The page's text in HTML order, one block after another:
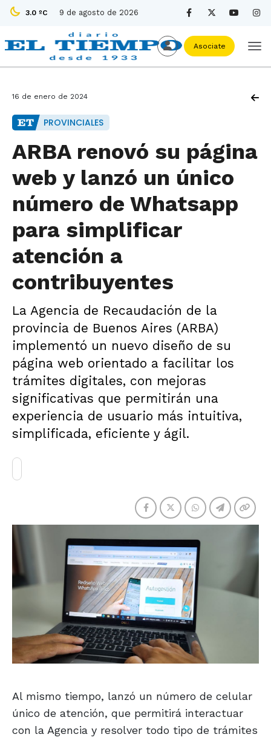
3.0 ºC 9 de agosto de 2026
Asociate
16 de enero de 2024
PROVINCIALES
ARBA renovó su página
web y lanzó un único
número de Whatsapp
para simplificar
atención a
contribuyentes
La Agencia de Recaudación de la
provincia de Buenos Aires (ARBA)
implementó un nuevo diseño de su
página web orientado a facilitar los
trámites digitales, con mejoras
significativas que permitirán una
experiencia de usuario más intuitiva,
simplificada, eficiente y ágil.
Al mismo tiempo, lanzó un número de celular
único de atención, que permitirá interactuar
con la Agencia y resolver todo tipo de trámites